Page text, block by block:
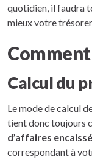
quotidien, il faudra
mieux votre
Comment
Calcul du
Le mode de calcul
tient donc toujours
d’affaires
correspondant à